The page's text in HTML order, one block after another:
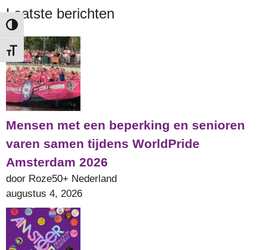
Keuze voor hoog contrast
Kies grootte van het lettertype
Laatste berichten
Mensen met een beperking en senioren
varen samen tijdens WorldPride
Amsterdam 2026
door Roze50+ Nederland
augustus 4, 2026